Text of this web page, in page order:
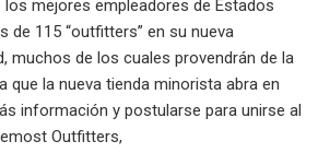
mejores empleadores de Estados
de 115 “outfitters” en su nueva
muchos de los cuales provendrán de la
que la nueva tienda minorista abra en
información y postularse para unirse al
Outfitters,